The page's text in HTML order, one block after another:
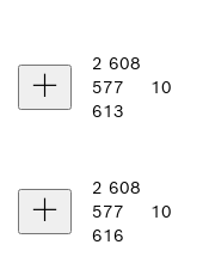
2 608
577
613
10
2 608
577
616
10